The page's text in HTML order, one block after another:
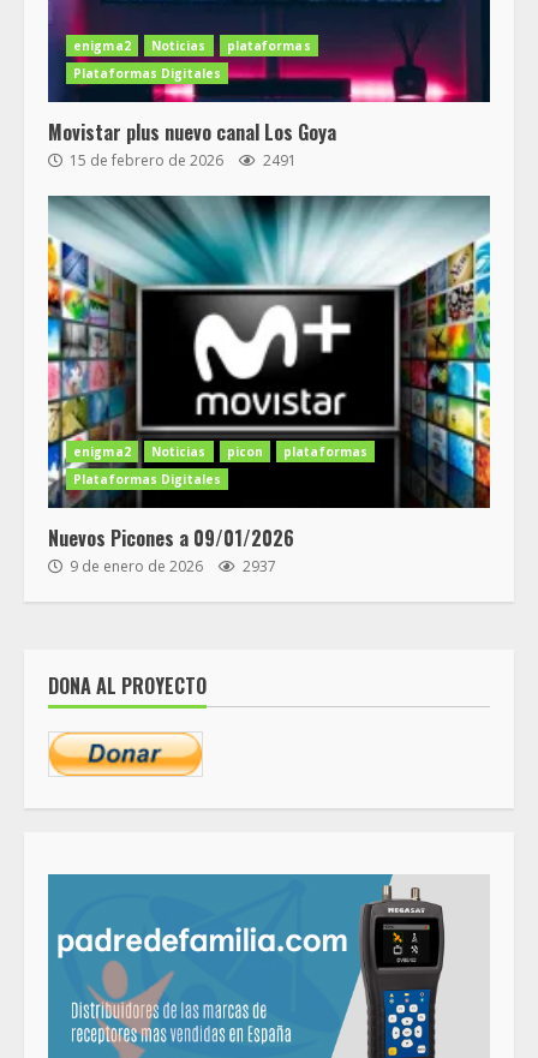
enigma2 Noticias
plataformas
Plataformas Digitales
Movistar plus nuevo canal Los Goya
15 de febrero de 2026 2491
enigma2 Noticias picon
plataformas
Plataformas Digitales
Nuevos Picones a 09/01/2026
9 de enero de 2026 2937
DONA AL PROYECTO